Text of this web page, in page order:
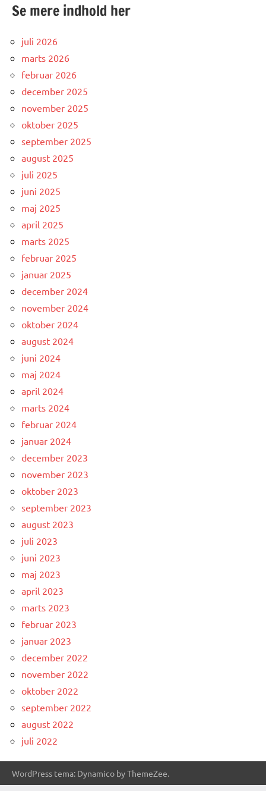
Se mere indhold her
juli 2026
marts 2026
februar 2026
december 2025
november 2025
oktober 2025
september 2025
august 2025
juli 2025
juni 2025
maj 2025
april 2025
marts 2025
februar 2025
januar 2025
december 2024
november 2024
oktober 2024
august 2024
juni 2024
maj 2024
april 2024
marts 2024
februar 2024
januar 2024
december 2023
november 2023
oktober 2023
september 2023
august 2023
juli 2023
juni 2023
maj 2023
april 2023
marts 2023
februar 2023
januar 2023
december 2022
november 2022
oktober 2022
september 2022
august 2022
juli 2022
WordPress tema: Dynamico by ThemeZee.